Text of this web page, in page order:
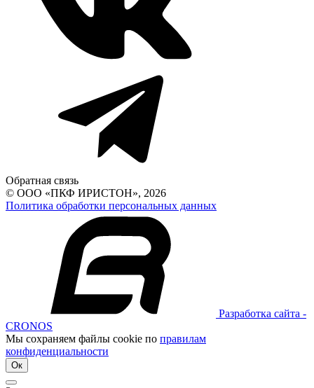
Обратная связь
© ООО «ПКФ ИРИСТОН», 2026
Политика обработки персональных данных
Разработка сайта -
CRONOS
Мы сохраняем файлы cookie по правилам
конфиденциальности
Ок